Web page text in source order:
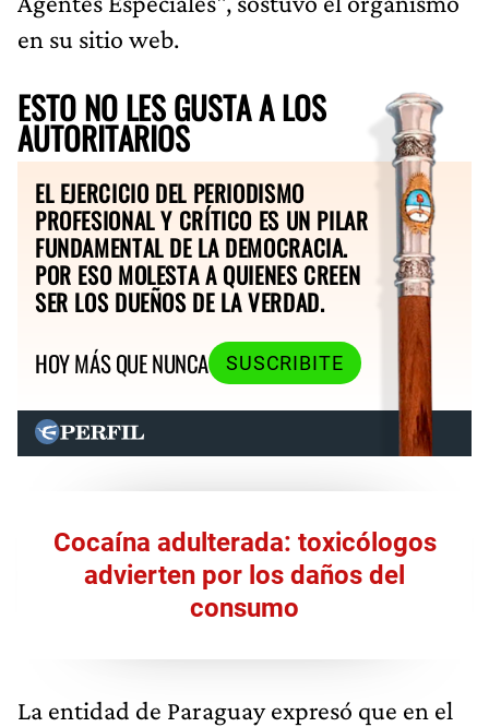
en su sitio web.
ESTO NO LES GUSTA A LOS
AUTORITARIOS
EL EJERCICIO DEL PERIODISMO
PROFESIONAL Y CRÍTICO ES UN PILAR
FUNDAMENTAL DE LA DEMOCRACIA.
POR ESO MOLESTA A QUIENES CREEN
SER LOS DUEÑOS DE LA VERDAD.
HOY MÁS QUE NUNCA
SUSCRIBITE
Cocaína adulterada: toxicólogos
advierten por los daños del
consumo
La entidad de Paraguay expresó que en el